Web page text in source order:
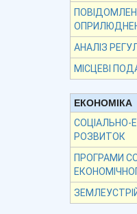
АНАЛІЗ
МІСЦЕВІ
ЕКОНОМІКА
СОЦІАЛЬНО-
РОЗВИТОК
ПРОГРАМИ